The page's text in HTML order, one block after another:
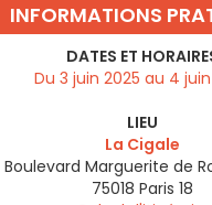
INFORMATIONS
DATES ET
Du 3 juin 2025 au 4
LIEU
La Cigale
Boulevard Marguerite de
75018 Paris 18